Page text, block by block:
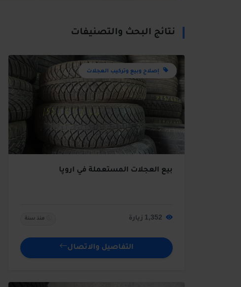
نتائج البحث والتصنيفات
إصلاح وبيع وتركيب العجلات
بيع العجلات المستعملة في اروپا
منذ سنة
التفاصيل والاتصال